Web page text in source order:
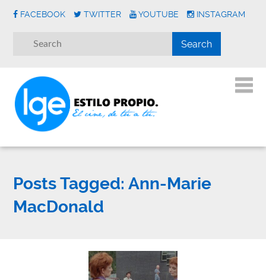
FACEBOOK TWITTER YOUTUBE INSTAGRAM
Posts Tagged: Ann-Marie
MacDonald